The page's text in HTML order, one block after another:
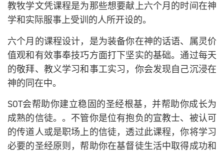
教牧学文凭课程是为那些想要献上六个月的时间在神
学和实际服事上受训的人所开设的。
六个月的课程设计，是为装备你在神的话语、属灵价
值观和有效事奉技巧方面打下坚实的基础。通过每天
的敬拜、教义学习和事工实习，你会发现自己沉浸在
神的同在中。
SOT会帮助你建立稳固的圣经根基，并帮助你成长为
成熟的信徒。。不管你是位有抱负的宣教士、被认可
的传道人或是职场上的信徒，透过此课程，你将学习
必要的圣经原则，帮助你在基督徒生活中取得成功和